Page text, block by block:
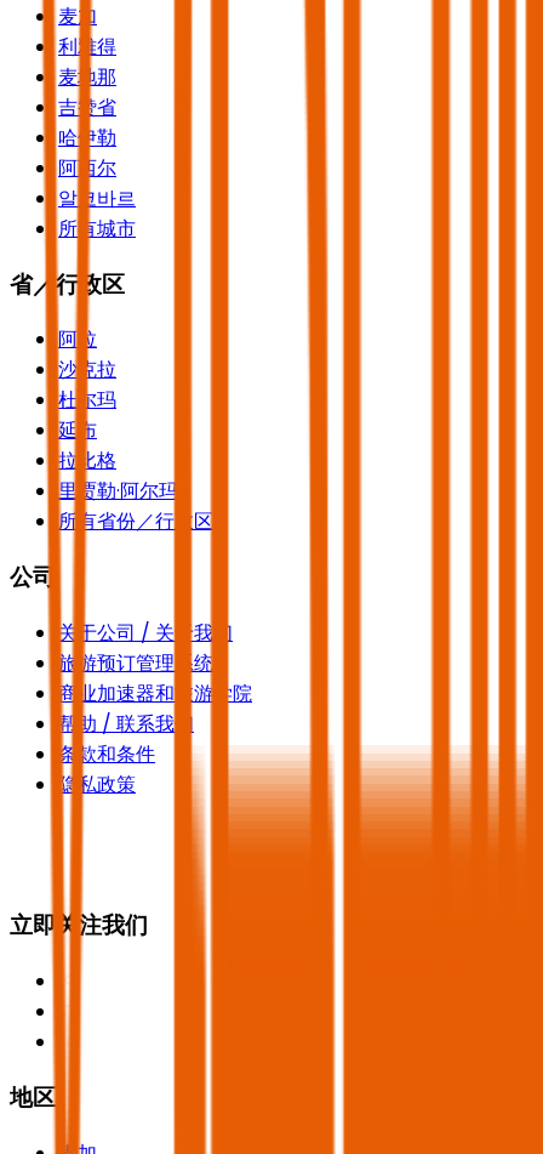
麦加
利雅得
麦地那
吉赞省
哈伊勒
阿西尔
알코바르
所有城市
省／行政区
阿拉
沙克拉
杜尔玛
延布
拉比格
里贾勒·阿尔玛
所有省份／行政区
公司
关于公司 / 关于我们
旅游预订管理系统
商业加速器和旅游学院
帮助 / 联系我们
条款和条件
隐私政策
立即关注我们
地区